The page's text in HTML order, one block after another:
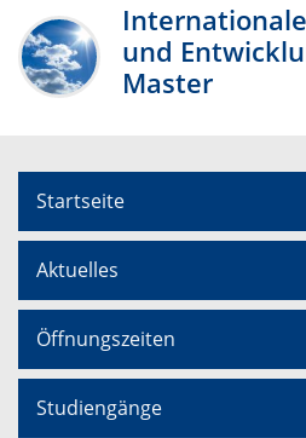
und
Master
Startseite
Aktuelles
Öffnungszeiten
Studiengänge